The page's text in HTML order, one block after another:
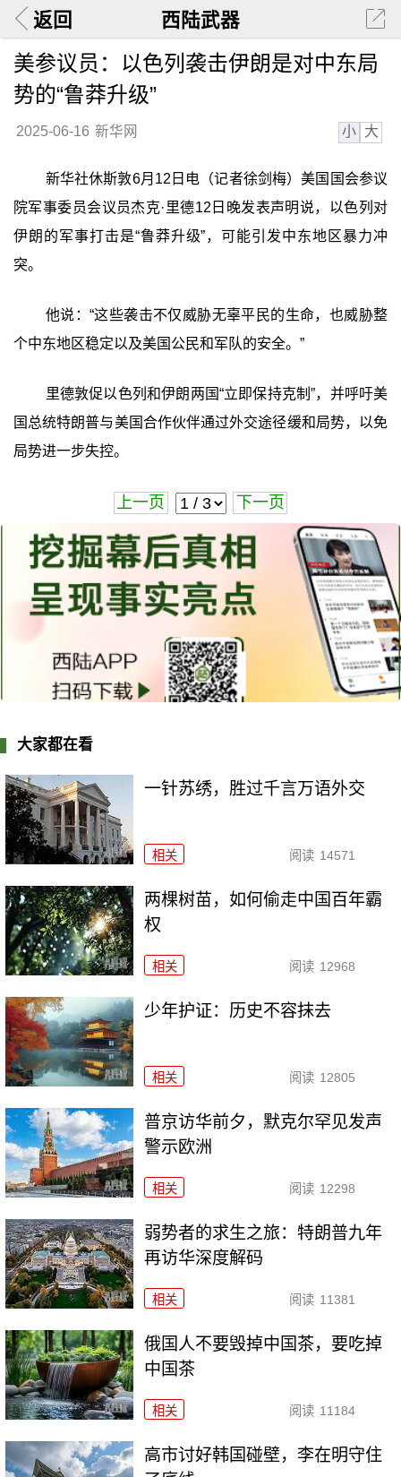
返回 西陆武器
美参议员：以色列袭击伊朗是对中东局
势的“鲁莽升级”
2025-06-16 新华网 小 大
新华社休斯敦6月12日电（记者徐剑梅）美国国会参议
院军事委员会议员杰克·里德12日晚发表声明说，以色列对
伊朗的军事打击是“鲁莽升级”，可能引发中东地区暴力冲
突。
他说：“这些袭击不仅威胁无辜平民的生命，也威胁整
个中东地区稳定以及美国公民和军队的安全。”
里德敦促以色列和伊朗两国“立即保持克制”，并呼吁美
国总统特朗普与美国合作伙伴通过外交途径缓和局势，以免
局势进一步失控。
上一页 下一页
大家都在看
一针苏绣，胜过千言万语外交
相关 阅读 14571
两棵树苗，如何偷走中国百年霸
权
相关 阅读 12968
少年护证：历史不容抹去
相关 阅读 12805
普京访华前夕，默克尔罕见发声
警示欧洲
相关 阅读 12298
弱势者的求生之旅：特朗普九年
再访华深度解码
相关 阅读 11381
俄国人不要毁掉中国茶，要吃掉
中国茶
相关 阅读 11184
高市讨好韩国碰壁，李在明守住